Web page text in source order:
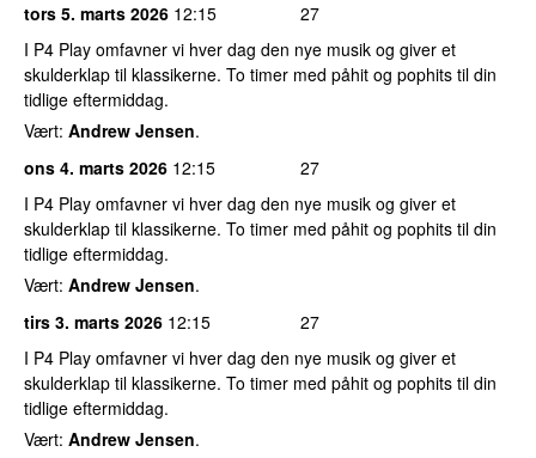
tors 5. marts 2026 12:15
27
I P4 Play omfavner vi hver dag den nye musik og giver et
skulderklap til klassikerne. To timer med påhit og pophits til din
tidlige eftermiddag.
Vært: Andrew Jensen.
ons 4. marts 2026 12:15
27
I P4 Play omfavner vi hver dag den nye musik og giver et
skulderklap til klassikerne. To timer med påhit og pophits til din
tidlige eftermiddag.
Vært: Andrew Jensen.
tirs 3. marts 2026 12:15
27
I P4 Play omfavner vi hver dag den nye musik og giver et
skulderklap til klassikerne. To timer med påhit og pophits til din
tidlige eftermiddag.
Vært: Andrew Jensen.